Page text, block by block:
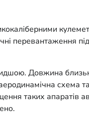
перевантаження
Довжина
схема
таких апаратів